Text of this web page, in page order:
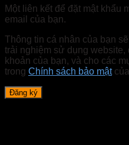
Một liên kết để đặt mật
email của bạn.
Thông tin cá nhân của bạn
trải nghiệm sử dụng website,
khoản của bạn, và cho các
trong Chính sách bảo mật
Đăng ký